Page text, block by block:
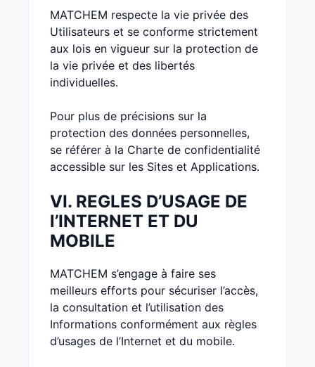
MATCHEM respecte la vie privée des
Utilisateurs et se conforme strictement
aux lois en vigueur sur la protection de
la vie privée et des libertés
individuelles.
Pour plus de précisions sur la
protection des données personnelles,
se référer à la Charte de confidentialité
accessible sur les Sites et Applications.
VI. REGLES D’USAGE DE
l’INTERNET ET DU
MOBILE
MATCHEM s’engage à faire ses
meilleurs efforts pour sécuriser l’accès,
la consultation et l’utilisation des
Informations conformément aux règles
d’usages de l’Internet et du mobile.